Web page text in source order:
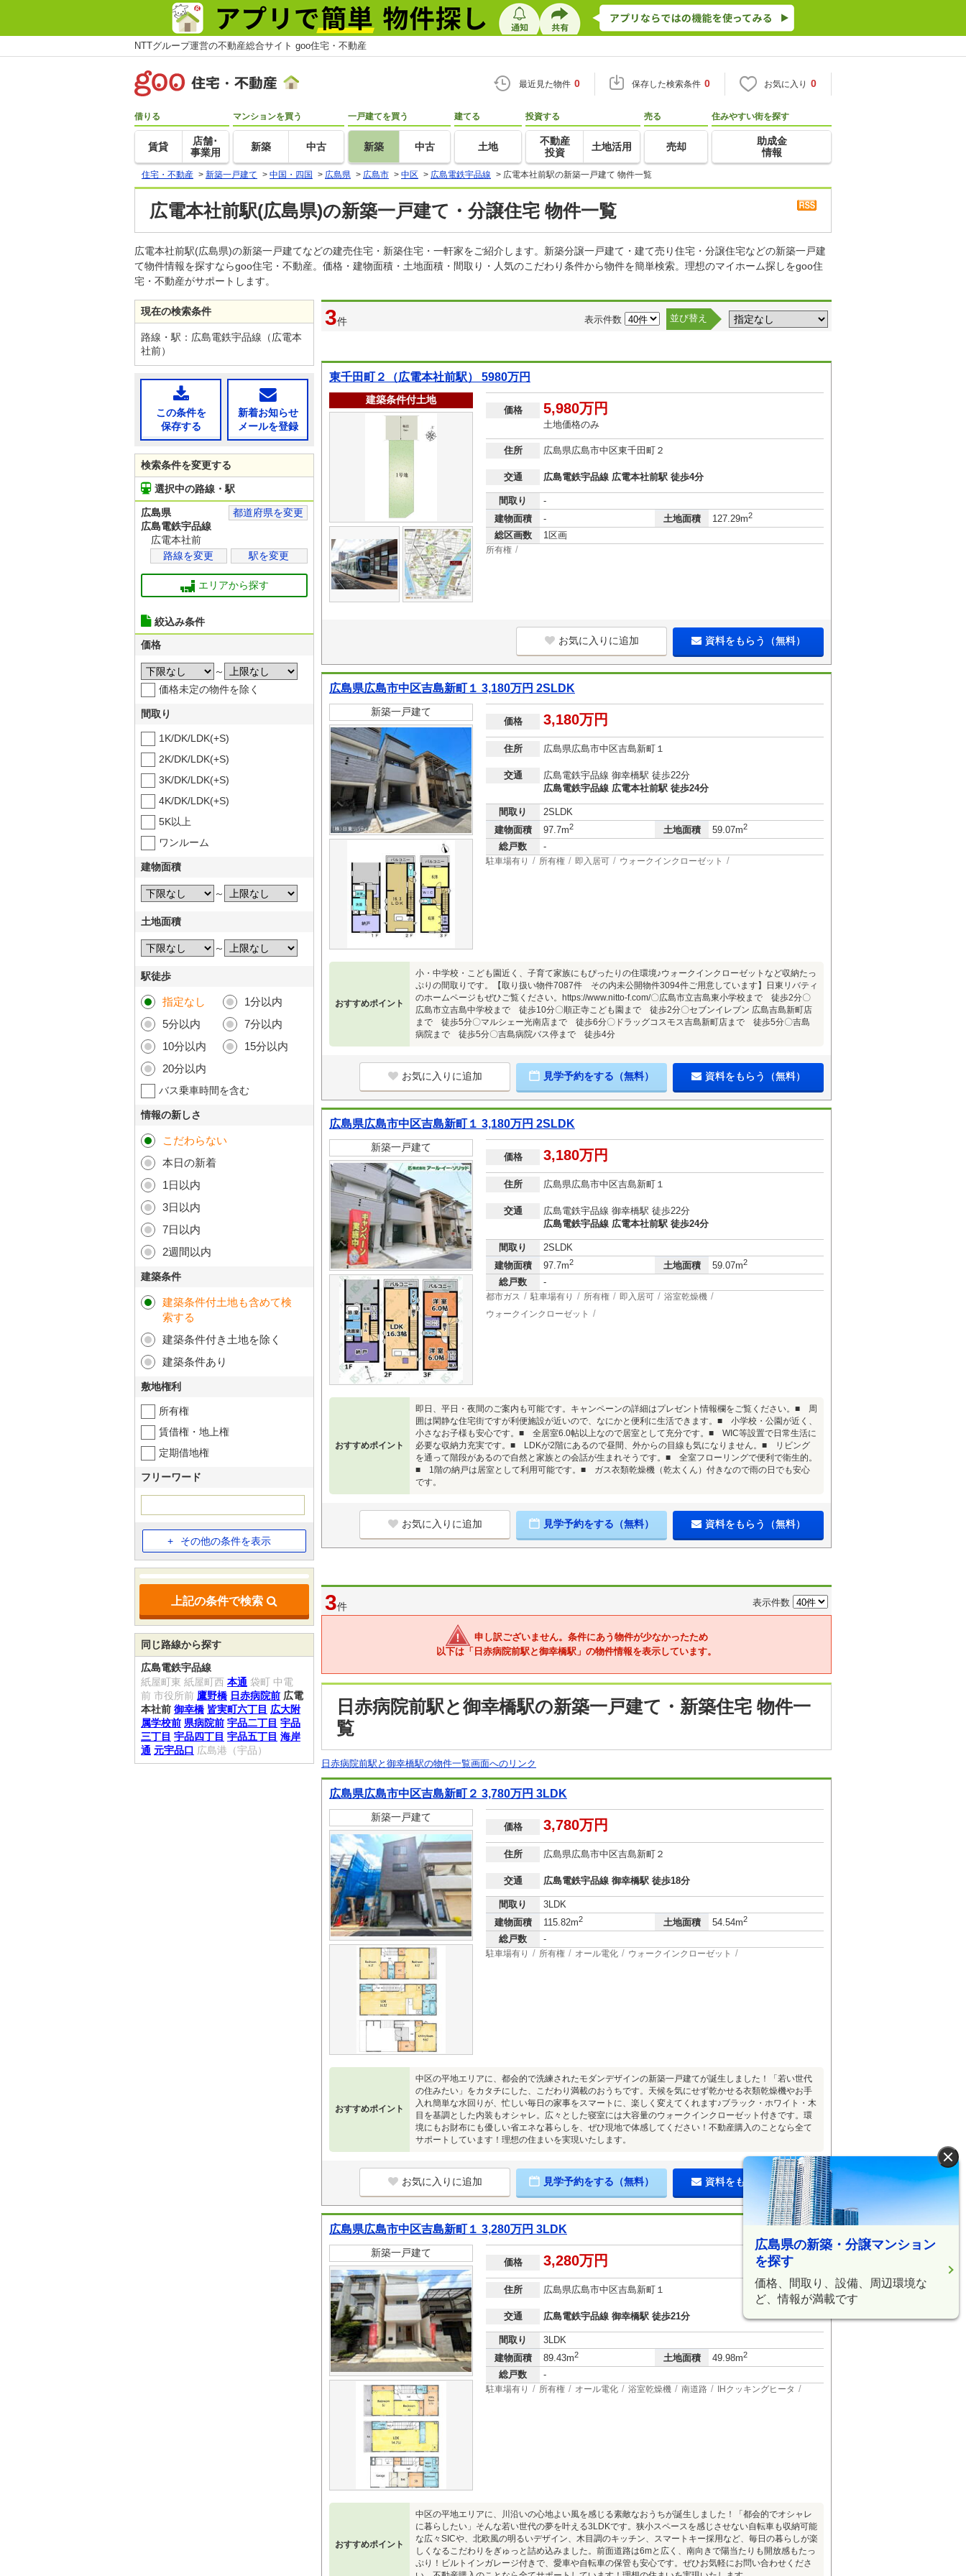
NTTグループ運営の不動産総合サイト goo住宅・不動産
最近見た物件 0 保存した検索条件 0 お気に入り 0
借りる
賃貸
店舗･
事業用
マンションを買う
新築 中古
一戸建てを買う
新築 中古
建てる
土地
投資する
不動産
投資
土地活用
売る
売却
住みやすい街を探す
助成金
情報
住宅・不動産 > 新築一戸建て > 中国・四国 > 広島県 > 広島市 > 中区 > 広島電鉄宇品線 > 広電本社前駅の新築一戸建て 物件一覧
広電本社前駅(広島県)の新築一戸建て・分譲住宅 物件一覧
広電本社前駅(広島県)の新築一戸建てなどの建売住宅・新築住宅・一軒家をご紹介します。新築分譲一戸建て・建て売り住宅・分譲住宅などの新築一戸建
て物件情報を探すならgoo住宅・不動産。価格・建物面積・土地面積・間取り・人気のこだわり条件から物件を簡単検索。理想のマイホーム探しをgoo住
宅・不動産がサポートします。
3件 表示件数 並び替え
東千田町２（広電本社前駅） 5980万円
建築条件付土地
価格 5,980万円
土地価格のみ
住所 広島県広島市中区東千田町２
交通 広島電鉄宇品線 広電本社前駅 徒歩4分
間取り
-
建物面積
- 土地面積 127.29m2
総区画数 1区画
所有権
お気に入りに追加 資料をもらう（無料）
広島県広島市中区吉島新町１ 3,180万円 2SLDK
新築一戸建て
価格 3,180万円
住所 広島県広島市中区吉島新町１
交通
広島電鉄宇品線 御幸橋駅 徒歩22分
広島電鉄宇品線 広電本社前駅 徒歩24分
間取り
2SLDK
建物面積
97.7m2 土地面積 59.07m2
総戸数 -
駐車場有り 所有権 即入居可 ウォークインクローゼット
おすすめポイント
小・中学校・こども園近く、子育て家族にもぴったりの住環境♪ウォークインクローゼットなど収納たっ
ぷりの間取りです。【取り扱い物件7087件 その内未公開物件3094件ご用意しています】日東リバティ
のホームページもぜひご覧ください。https://www.nitto-f.com/〇広島市立吉島東小学校まで 徒歩2分〇
広島市立吉島中学校まで 徒歩10分〇順正寺こども園まで 徒歩2分〇セブンイレブン 広島吉島新町店
まで 徒歩5分〇マルシェー光南店まで 徒歩6分〇ドラッグコスモス吉島新町店まで 徒歩5分〇吉島
病院まで 徒歩5分〇吉島病院バス停まで 徒歩4分
お気に入りに追加 見学予約をする（無料） 資料をもらう（無料）
広島県広島市中区吉島新町１ 3,180万円 2SLDK
新築一戸建て
価格 3,180万円
住所 広島県広島市中区吉島新町１
交通
広島電鉄宇品線 御幸橋駅 徒歩22分
広島電鉄宇品線 広電本社前駅 徒歩24分
間取り
2SLDK
建物面積
97.7m2 土地面積 59.07m2
総戸数 -
都市ガス 駐車場有り 所有権 即入居可
浴室乾燥機
ウォークインクローゼット
おすすめポイント
即日、平日・夜間のご案内も可能です。キャンペーンの詳細はプレゼント情報欄をご覧ください。■ 周
囲は閑静な住宅街ですが利便施設が近いので、なにかと便利に生活できます。■ 小学校・公園が近く、
小さなお子様も安心です。■ 全居室6.0帖以上なので居室として充分です。■ WIC等設置で日常生活に
必要な収納力充実です。■ LDKが2階にあるので昼間、外からの目線も気になりません。■ リビング
を通って階段があるので自然と家族との会話が生まれそうです。■ 全室フローリングで便利で衛生的。
■ 1階の納戸は居室として利用可能です。■ ガス衣類乾燥機（乾太くん）付きなので雨の日でも安心
です。
お気に入りに追加 見学予約をする（無料） 資料をもらう（無料）
3件 表示件数
申し訳ございません。条件にあう物件が少なかったため
以下は「日赤病院前駅と御幸橋駅」の物件情報を表示しています。
日赤病院前駅と御幸橋駅の新築一戸建て・新築住宅 物件一
覧
日赤病院前駅と御幸橋駅の物件一覧画面へのリンク
広島県広島市中区吉島新町２ 3,780万円 3LDK
新築一戸建て
価格 3,780万円
住所 広島県広島市中区吉島新町２
交通 広島電鉄宇品線 御幸橋駅 徒歩18分
間取り
3LDK
建物面積
115.82m2 土地面積 54.54m2
総戸数 -
駐車場有り 所有権 オール電化 ウォークインクローゼット
おすすめポイント
中区の平地エリアに、都会的で洗練されたモダンデザインの新築一戸建てが誕生しました！「若い世代
の住みたい」をカタチにした、こだわり満載のおうちです。天候を気にせず乾かせる衣類乾燥機やお手
入れ簡単な水回りが、忙しい毎日の家事をスマートに、楽しく変えてくれます♪ブラック・ホワイト・木
目を基調とした内装もオシャレ。広々とした寝室には大容量のウォークインクローゼット付きです。環
境にもお財布にも優しい省エネな暮らしを、ぜひ現地で体感してください！不動産購入のことなら全て
サポートしています！理想の住まいを実現いたします。
お気に入りに追加 見学予約をする（無料） 資料をもらう（無料）
広島県広島市中区吉島新町１ 3,280万円 3LDK
新築一戸建て
価格 3,280万円
住所 広島県広島市中区吉島新町１
交通 広島電鉄宇品線 御幸橋駅 徒歩21分
間取り
3LDK
建物面積
89.43m2 土地面積 49.98m2
総戸数 -
駐車場有り 所有権 オール電化 浴室乾燥機 南道路 IHクッキングヒータ
おすすめポイント
中区の平地エリアに、川沿いの心地よい風を感じる素敵なおうちが誕生しました！「都会的でオシャレ
に暮らしたい」そんな若い世代の夢を叶える3LDKです。狭小スペースを感じさせない自転車も収納可能
な広々SICや、北欧風の明るいデザイン、木目調のキッチン、スマートキー採用など、毎日の暮らしが楽
しくなるこだわりをぎゅっと詰め込みました。前面道路は6mと広く、南向きで陽当たりも開放感もたっ
ぷり！ビルトインガレージ付きで、愛車や自転車の保管も安心です。ぜひお気軽にお問い合わせくださ
×
広島県の新築・分譲マンション
を探す
価格、間取り、設備、周辺環境な
ど、情報が満載です
現在の検索条件
路線・駅：広島電鉄宇品線（広電本
社前）
この条件を
保存する
新着お知らせ
メールを登録
検索条件を変更する
選択中の路線・駅
広島県
都道府県を変更
広島電鉄宇品線
広電本社前
路線を変更
駅を変更
エリアから探す
絞込み条件
価格
～
価格未定の物件を除く
間取り
1K/DK/LDK(+S)
2K/DK/LDK(+S)
3K/DK/LDK(+S)
4K/DK/LDK(+S)
5K以上
ワンルーム
建物面積
～
土地面積
～
駅徒歩
指定なし
1分以内
5分以内
7分以内
10分以内
15分以内
20分以内
バス乗車時間を含む
情報の新しさ
こだわらない
本日の新着
1日以内
3日以内
7日以内
2週間以内
建築条件
建築条件付土地も含めて検
索する
建築条件付き土地を除く
建築条件あり
敷地権利
所有権
賃借権・地上権
定期借地権
フリーワード
その他の条件を表示
上記の条件で検索
同じ路線から探す
広島電鉄宇品線
紙屋町東 紙屋町西 本通 袋町 中電
前 市役所前 鷹野橋 日赤病院前 広電
本社前 御幸橋 皆実町六丁目 広大附
属学校前 県病院前 宇品二丁目 宇品
三丁目 宇品四丁目 宇品五丁目 海岸
通 元宇品口 広島港（宇品）